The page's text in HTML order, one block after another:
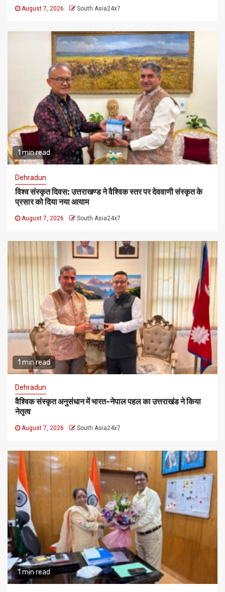
August 7, 2026 South Asia24x7
1 min read
Dehradun
विश्व संस्कृत दिवस: उत्तराखण्ड ने वैश्विक स्तर पर देववाणी संस्कृत के
प्रसार को दिया नया आयाम
August 7, 2026 South Asia24x7
1 min read
Dehradun
वैश्विक संस्कृत अनुसंधान में भारत-नेपाल पहल का उत्तराखंड ने किया
नेतृत्व
August 7, 2026 South Asia24x7
1 min read